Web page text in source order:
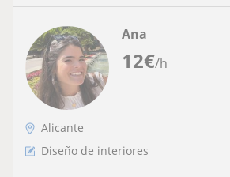
12€/h
Ana
Alicante
Diseño de interiores